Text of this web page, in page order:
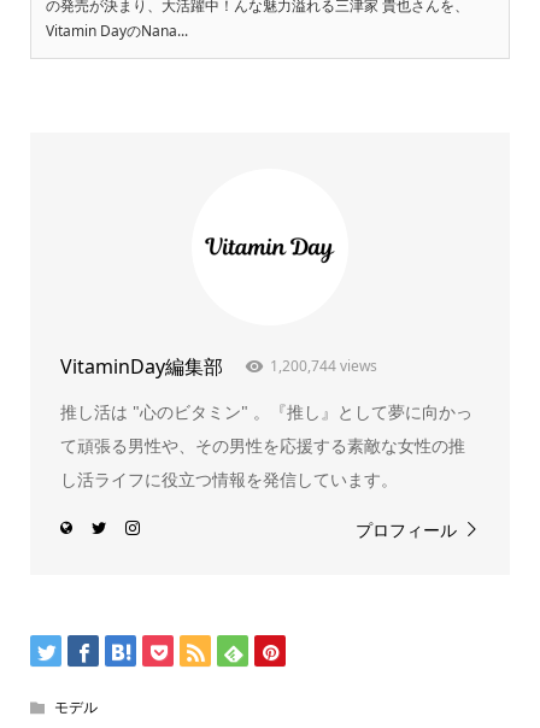
の発売が決まり、大活躍中！んな魅力溢れる三津家 貴也さんを、
Vitamin DayのNana...
VitaminDay編集部 1,200,744 views
推し活は "心のビタミン" 。『推し』として夢に向かっ
て頑張る男性や、その男性を応援する素敵な女性の推
し活ライフに役立つ情報を発信しています。
プロフィール
モデル